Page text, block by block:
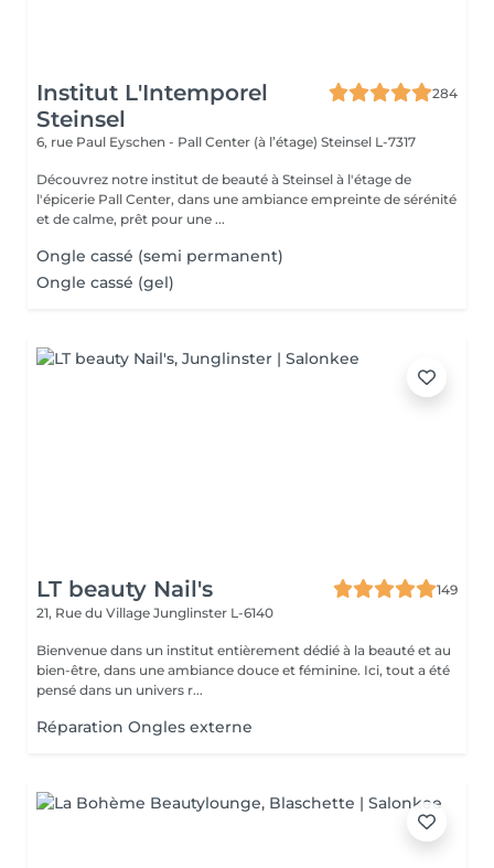
Institut L'Intemporel
Steinsel
284
6, rue Paul Eyschen - Pall Center (à l’étage) Steinsel L-7317
Découvrez notre institut de beauté à Steinsel à l'étage de
l'épicerie Pall Center, dans une ambiance empreinte de sérénité
et de calme, prêt pour une ...
Ongle cassé (semi permanent)
Ongle cassé (gel)
LT beauty Nail's
149
21, Rue du Village Junglinster L-6140
Bienvenue dans un institut entièrement dédié à la beauté et au
bien-être, dans une ambiance douce et féminine. Ici, tout a été
pensé dans un univers r...
Réparation Ongles externe